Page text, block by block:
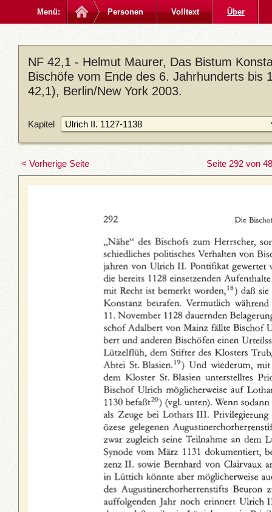
Menü: Personen Volltext Über
NF 42,1 - Helmut Maurer, Das Bistum
Bischöfe vom Ende des 6. Jahrhunderts bis
42,1), Berlin/New York 2003.
Kapitel
< Vorherige Seite Seite 292 von